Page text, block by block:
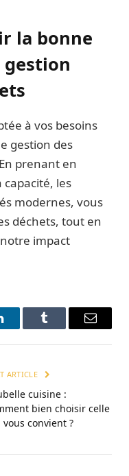
la bonne
à vos besoins
gestion des
prenant en
les
modernes, vous
déchets, tout en
impact
Tumblr Email
ARTICLE
cuisine :
bien choisir celle
convient ?